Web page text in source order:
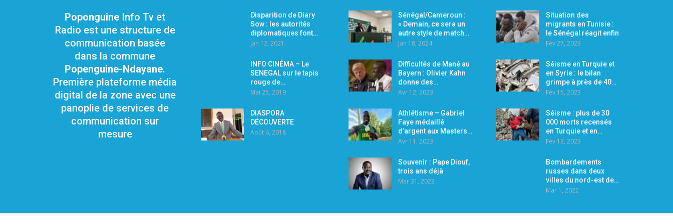
Poponguine Info Tv et
Radio est une structure de
communication basée
dans la commune
Popenguine-Ndayane.
Première plateforme média
digital de la zone avec une
panoplie de services de
communication sur
mesure
Disparition de Diary
Sow : les autorités
diplomatiques font…
Jan 12, 2021
INFO CINÉMA – Le
SENEGAL sur le tapis
rouge de…
Mai 25, 2019
DIASPORA
DÉCOUVERTE
Août 4, 2018
Sénégal/Cameroun :
« Demain, ce sera un
autre style de match…
Jan 18, 2024
Difficultés de Mané au
Bayern : Olivier Kahn
donne des…
Avr 12, 2023
Athlétisme – Gabriel
Faye médaillé
d’argent aux Masters…
Avr 11, 2023
Souvenir : Pape Diouf,
trois ans déjà
Mar 31, 2023
Situation des
migrants en Tunisie :
le Sénégal réagit enfin
Fév 27, 2023
Séisme en Turquie et
en Syrie : le bilan
grimpe à près de 40…
Fév 15, 2023
Séisme : plus de 30
000 morts recensés
en Turquie et en…
Fév 13, 2023
Bombardements
russes dans deux
villes du nord-est de…
Mar 1, 2022